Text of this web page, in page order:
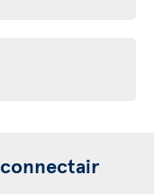
connectair